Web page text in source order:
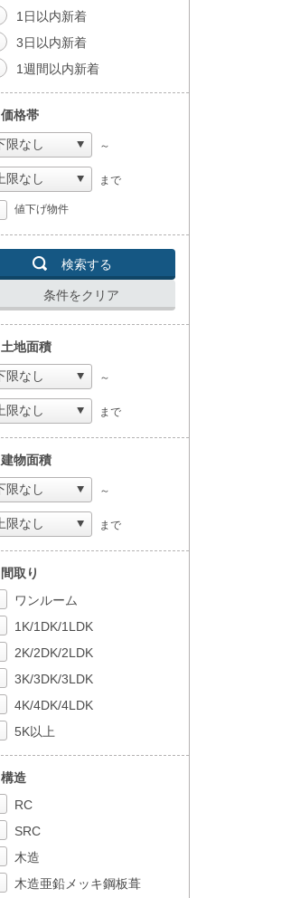
1日以内新着
3日以内新着
1週間以内新着
価格帯
～
まで
値下げ物件
検索する
条件をクリア
土地面積
～
まで
建物面積
～
まで
間取り
ワンルーム
1K/1DK/1LDK
2K/2DK/2LDK
3K/3DK/3LDK
4K/4DK/4LDK
5K以上
構造
RC
SRC
木造
木造亜鉛メッキ鋼板葺